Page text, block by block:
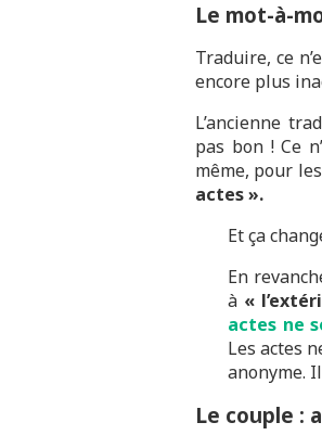
Le mot-à-
Traduire, ce
encore plus
L’ancienne
pas bon ! Ce
même, pour
actes ».
Et ça
En
à «
actes ne
Les actes
anonyme.
Le couple :